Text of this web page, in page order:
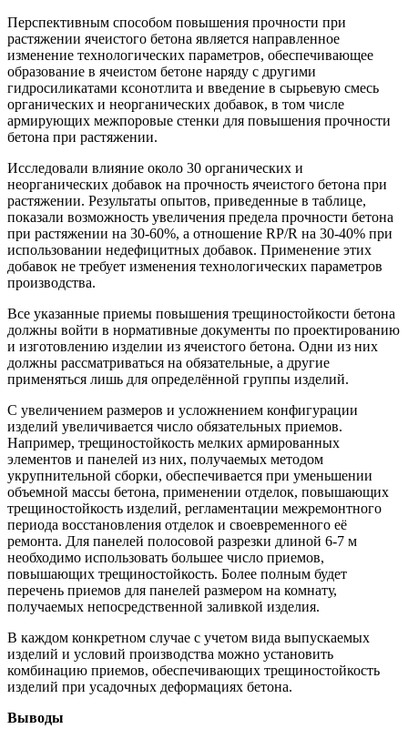
Перспективным способом повышения прочности при
растяжении ячеистого бетона является направленное
изменение технологических параметров, обеспечивающее
образование в ячеистом бетоне наряду с другими
гидросиликатами ксонотлита и введение в сырьевую смесь
органических и неорганических добавок, в том числе
армирующих межпоровые стенки для повышения прочности
бетона при растяжении.
Исследовали влияние около 30 органических и
неорганических добавок на прочность ячеистого бетона при
растяжении. Результаты опытов, приведенные в таблице,
показали возможность увеличения предела прочности бетона
при растяжении на 30-60%, а отношение RР/R на 30-40% при
использовании недефицитных добавок. Применение этих
добавок не требует изменения технологических параметров
производства.
Все указанные приемы повышения трещиностойкости бетона
должны войти в нормативные документы по проектированию
и изготовлению изделии из ячеистого бетона. Одни из них
должны рассматриваться на обязательные, а другие
применяться лишь для определённой группы изделий.
С увеличением размеров и усложнением конфигурации
изделий увеличивается число обязательных приемов.
Например, трещиностойкость мелких армированных
элементов и панелей из них, получаемых методом
укрупнительной сборки, обеспечивается при уменьшении
объемной массы бетона, применении отделок, повышающих
трещиностойкость изделий, регламентации межремонтного
периода восстановления отделок и своевременного её
ремонта. Для панелей полосовой разрезки длиной 6-7 м
необходимо использовать большее число приемов,
повышающих трещиностойкость. Более полным будет
перечень приемов для панелей размером на комнату,
получаемых непосредственной заливкой изделия.
В каждом конкретном случае с учетом вида выпускаемых
изделий и условий производства можно установить
комбинацию приемов, обеспечивающих трещиностойкость
изделий при усадочных деформациях бетона.
Выводы